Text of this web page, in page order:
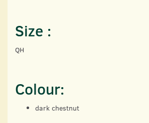
Size :
QH
Colour:
dark chestnut